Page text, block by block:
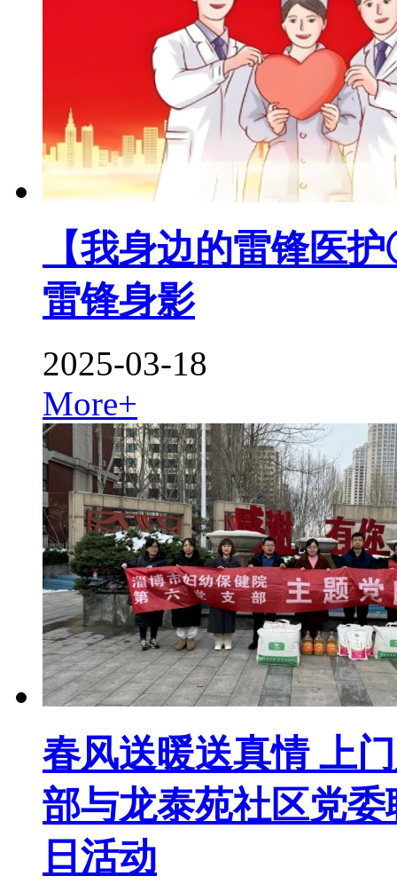
【我身边的雷锋医
雷锋身影
2025-03-18
More+
春风送暖送真情 上
部与龙泰苑社区党
日活动